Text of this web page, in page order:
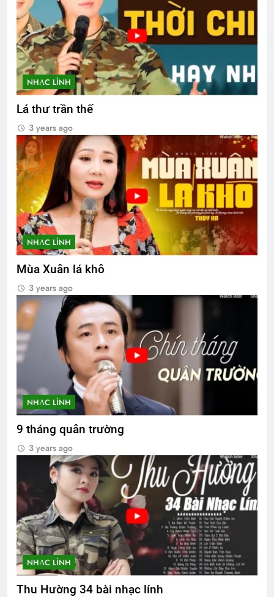
NHẠC LÍNH
Lá thư trần thế
3 years ago
NHẠC LÍNH
Mùa Xuân lá khô
3 years ago
NHẠC LÍNH
9 tháng quân trường
3 years ago
NHẠC LÍNH
Thu Hường 34 bài nhạc lính